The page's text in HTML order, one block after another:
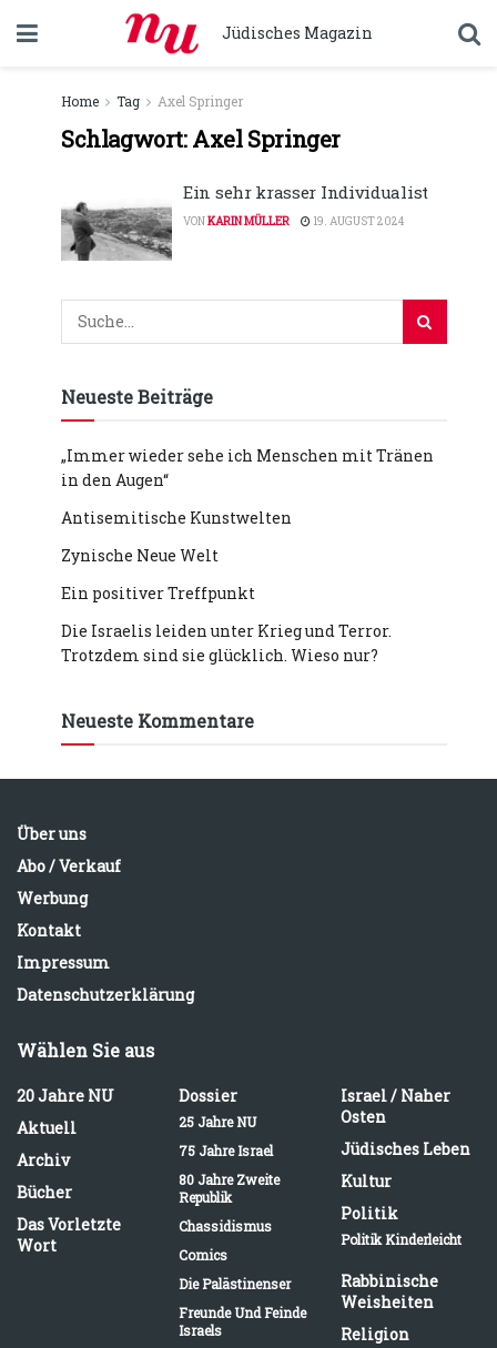
Jüdisches Magazin
Home Tag Axel Springer
Schlagwort:Axel Springer
Ein sehr krasser Individualist
VONKARIN MÜLLER 19. AUGUST 2024
Neueste Beiträge
„Immer wieder sehe ich Menschen mit Tränen
in den Augen“
Antisemitische Kunstwelten
Zynische Neue Welt
Ein positiver Treffpunkt
Die Israelis leiden unter Krieg und Terror.
Trotzdem sind sie glücklich. Wieso nur?
Neueste Kommentare
Über uns
Abo / Verkauf
Werbung
Kontakt
Impressum
Datenschutzerklärung
Wählen Sie aus
20 Jahre NU
Aktuell
Archiv
Bücher
Das Vorletzte
Wort
Dossier
25 Jahre NU
75 Jahre Israel
80 Jahre Zweite
Republik
Chassidismus
Comics
Die Palästinenser
Freunde Und Feinde
Israels
Israel / Naher
Osten
Jüdisches Leben
Kultur
Politik
Politik Kinderleicht
Rabbinische
Weisheiten
Religion